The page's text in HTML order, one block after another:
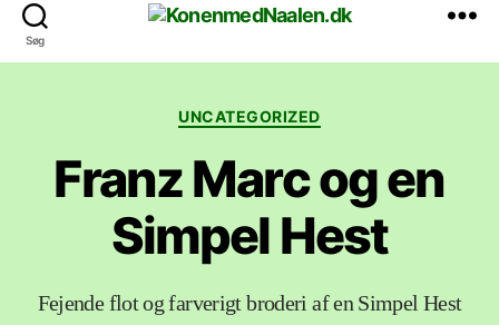
Søg
Categories
UNCATEGORIZED
Franz Marc og en
Simpel Hest
Fejende flot og farverigt broderi af en Simpel Hest